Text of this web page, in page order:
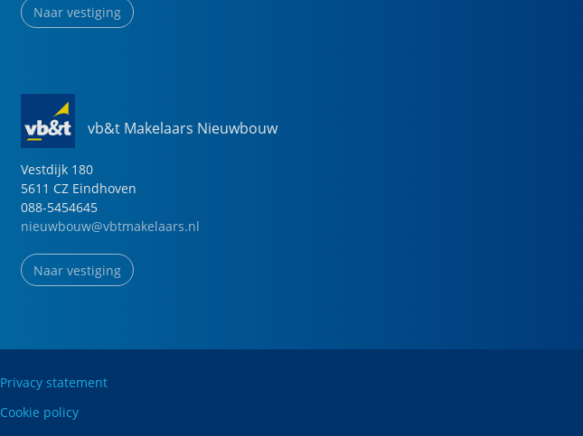
Naar vestiging
vb&t Makelaars Nieuwbouw
Vestdijk 180
5611 CZ Eindhoven
088-5454645
nieuwbouw@vbtmakelaars.nl
Naar vestiging
Privacy statement
Cookie policy